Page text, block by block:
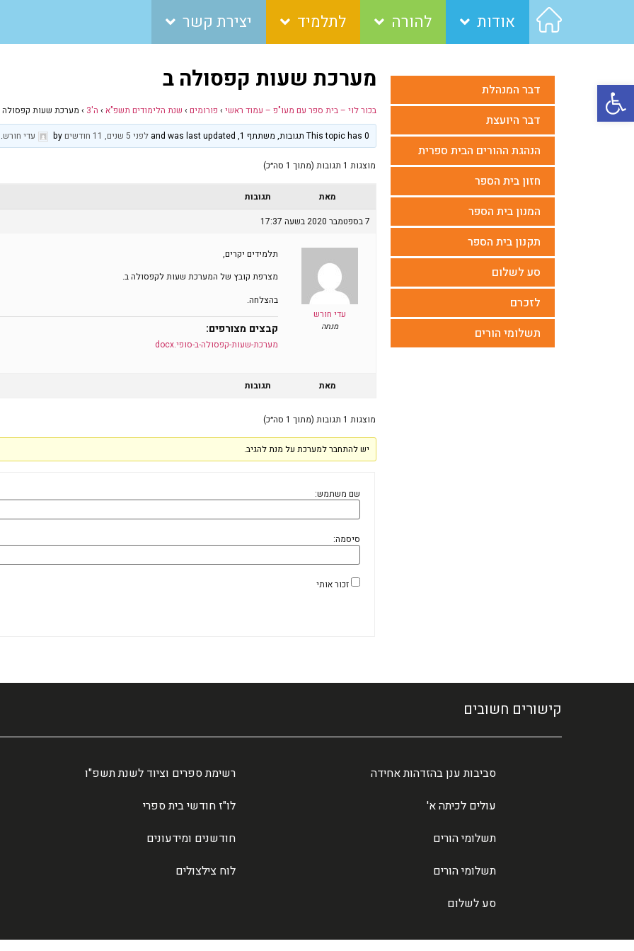
פתח סרגל נגישות
אודות להורה לתלמיד יצירת קשר
דבר המנהלת
דבר היועצת
הנהגת ההורים הבית ספרית
חזון בית הספר
המנון בית הספר
תקנון בית הספר
סע לשלום
לזכרם
תשלומי הורים
מערכת שעות קפסולה ב
בכור לוי – בית ספר עם מעו"פ – עמוד ראשי › פורומים › שנת הלימודים תשפ"א › ה'3 › מערכת שעות קפסולה
This topic has 0 תגובות, משתתף 1, and was last updated
לפני 5 שנים, 11 חודשים עדי חורש.
מוצגות 1 תגובות (מתוך 1 סה״כ)
מאת
תגובות
7 בספטמבר 2020 בשעה 17:37
עדי חורש
מנחה
תלמידים יקרים,
מצרפת קובץ של המערכת שעות לקפסולה ב.
בהצלחה.
קבצים מצורפים:
מערכת-שעות-קפסולה-ב-סופי.docx
מאת תגובות
מוצגות 1 תגובות (מתוך 1 סה״כ)
יש להתחבר למערכת על מנת להגיב.
שם משתמש:
סיסמה:
זכור אותי
קישורים חשובים
סביבות ענן בהזדהות אחידה
עולים לכיתה א'
תשלומי הורים
תשלומי הורים
סע לשלום
רשימת ספרים וציוד לשנת תשפ"ו
לו"ז חודשי בית ספרי
חודשנים ומידעונים
לוח צילצולים